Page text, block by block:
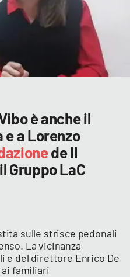
è anche il
a Lorenzo
de Il
Gruppo LaC
sulle strisce pedonali
La vicinanza
e del direttore Enrico De
ai familiari